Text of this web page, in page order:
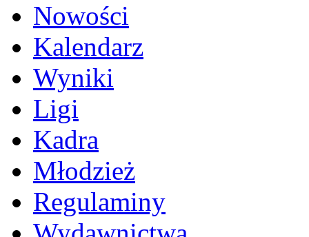
Nowości
Kalendarz
Wyniki
Ligi
Kadra
Młodzież
Regulaminy